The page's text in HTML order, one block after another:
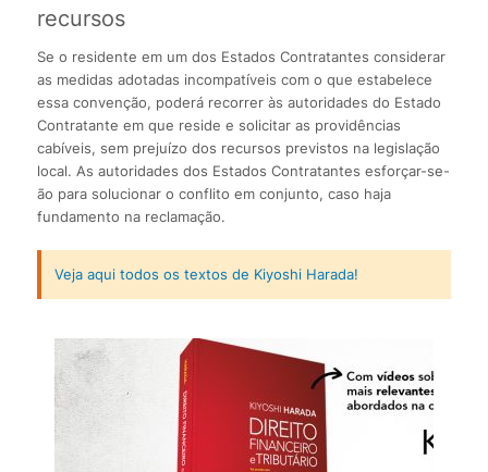
recursos
Se o residente em um dos Estados Contratantes considerar
as medidas adotadas incompatíveis com o que estabelece
essa convenção, poderá recorrer às autoridades do Estado
Contratante em que reside e solicitar as providências
cabíveis, sem prejuízo dos recursos previstos na legislação
local. As autoridades dos Estados Contratantes esforçar-se-
ão para solucionar o conflito em conjunto, caso haja
fundamento na reclamação.
Veja aqui todos os textos de Kiyoshi Harada!